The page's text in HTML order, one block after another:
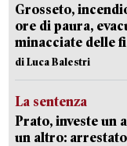
Grosseto,
ore di paura,
minacciate delle
di Luca Balestri
La sentenza
Prato, investe un
un altro: